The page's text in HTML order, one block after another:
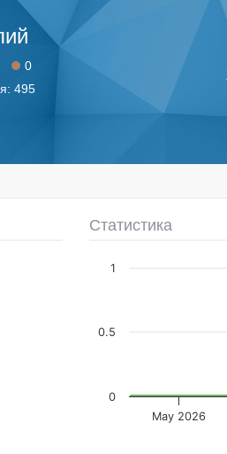
0
495
Статистика
May 2026
0
0.5
1